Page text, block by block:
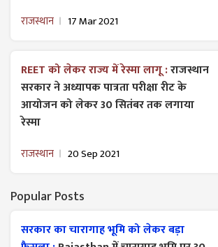
राजस्थान 17 Mar 2021
REET को लेकर राज्य में रेस्मा लागू :राजस्थान
सरकार ने अध्यापक पात्रता परीक्षा रीट के
आयोजन को लेकर 30 सितंबर तक लगाया
रेस्मा
राजस्थान 20 Sep 2021
Popular Posts
सरकार का चारागाह भूमि को लेकर बड़ा